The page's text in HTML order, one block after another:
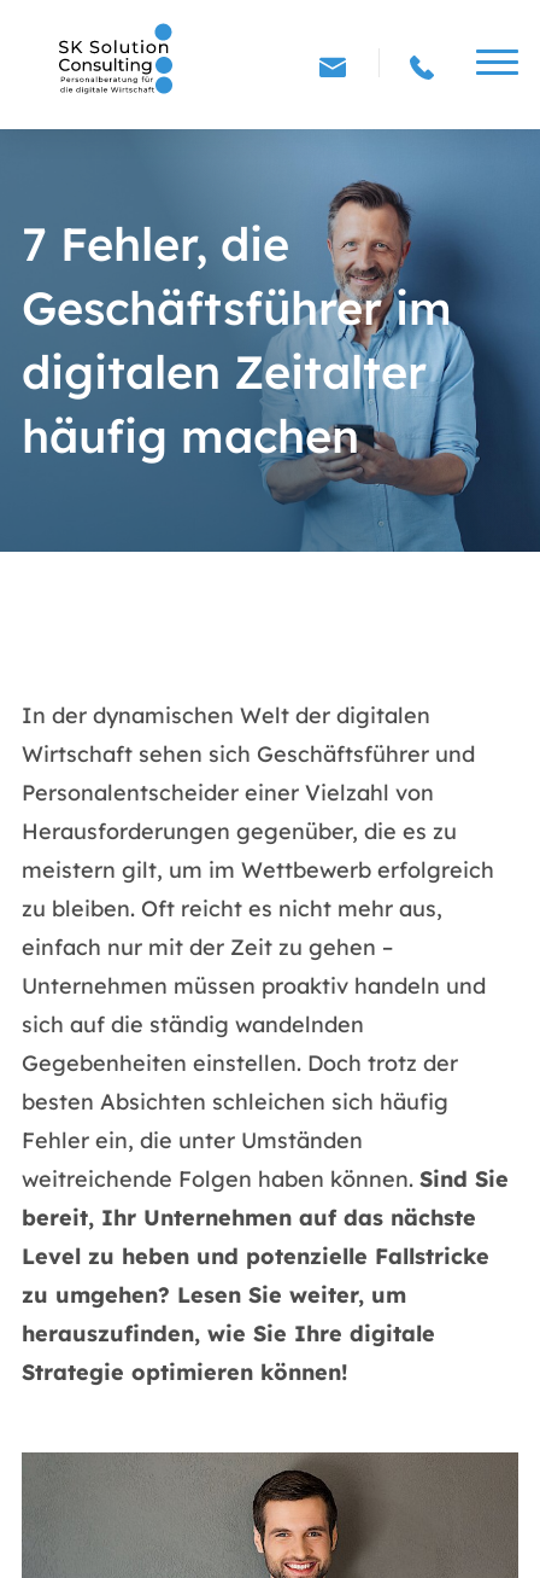
7 Fehler, die
Geschäftsführer im
digitalen Zeitalter
häufig machen
In der dynamischen Welt der digitalen
Wirtschaft sehen sich Geschäftsführer und
Personalentscheider einer Vielzahl von
Herausforderungen gegenüber, die es zu
meistern gilt, um im Wettbewerb erfolgreich
zu bleiben. Oft reicht es nicht mehr aus,
einfach nur mit der Zeit zu gehen –
Unternehmen müssen proaktiv handeln und
sich auf die ständig wandelnden
Gegebenheiten einstellen. Doch trotz der
besten Absichten schleichen sich häufig
Fehler ein, die unter Umständen
weitreichende Folgen haben können. Sind Sie
bereit, Ihr Unternehmen auf das nächste
Level zu heben und potenzielle Fallstricke
zu umgehen? Lesen Sie weiter, um
herauszufinden, wie Sie Ihre digitale
Strategie optimieren können!